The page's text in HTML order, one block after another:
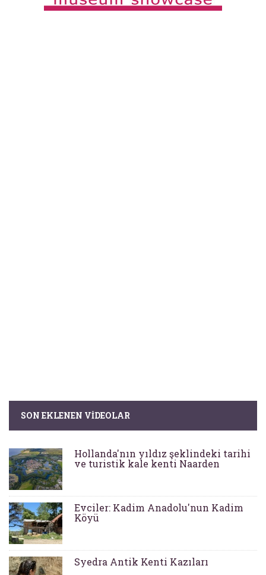
SON EKLENEN VIDEOLAR
Hollanda'nın yıldız şeklindeki tarihi
ve turistik kale kenti Naarden
Evciler: Kadim Anadolu'nun Kadim
Köyü
Syedra Antik Kenti Kazıları